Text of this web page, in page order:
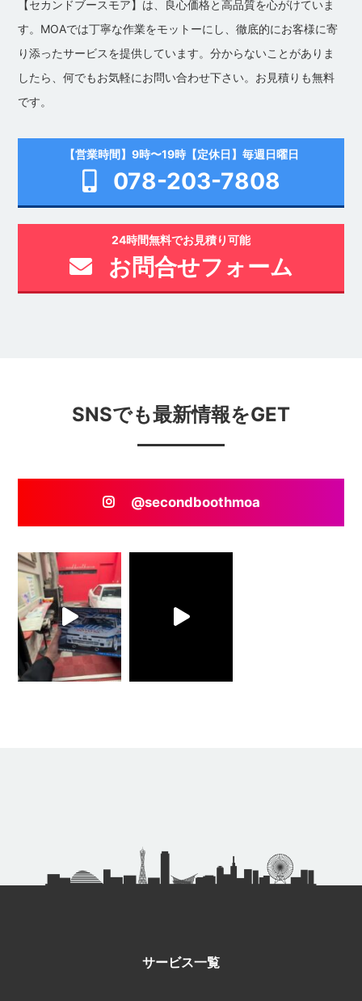
【セカンドブースモア】は、良心価格と高品質を心がけていま
す。MOAでは丁寧な作業をモットーにし、徹底的にお客様に寄
り添ったサービスを提供しています。分からないことがありま
したら、何でもお気軽にお問い合わせ下さい。お見積りも無料
です。
【営業時間】9時〜19時【定休日】毎週日曜日
078-203-7808
24時間無料でお見積り可能
お問合せフォーム
SNSでも最新情報をGET
@secondboothmoa
サービス一覧